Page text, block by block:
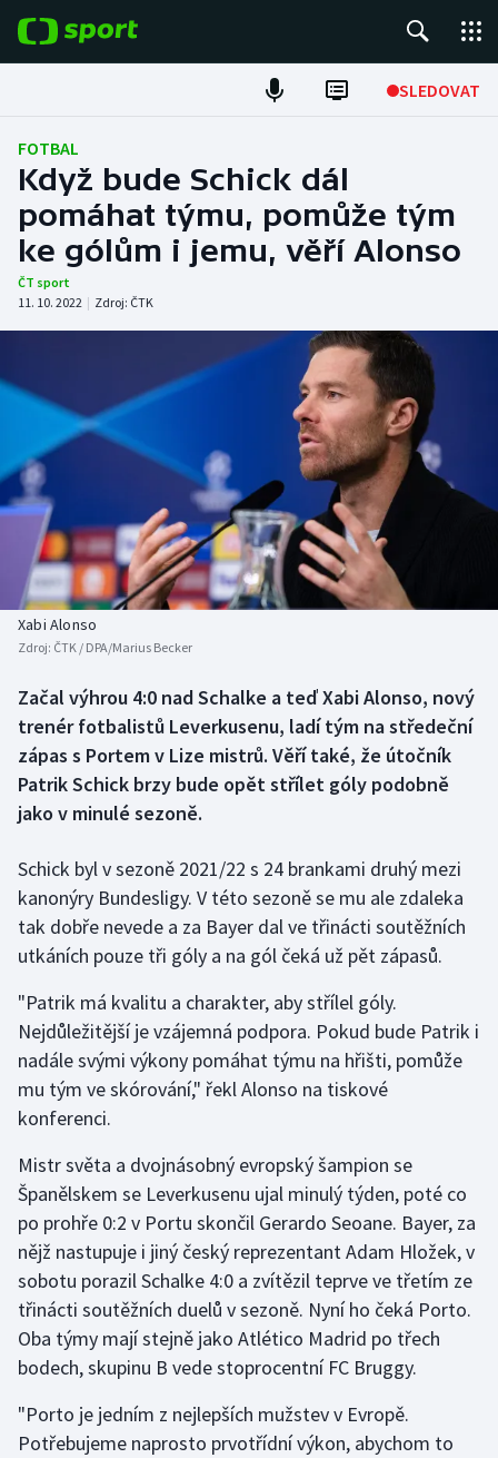
SLEDOVAT
Fotbal
Hokej
Tenis
Atletika
DALŠÍ SPORTY
Americký fotbal
Baseball a softbal
Basketbal
Biatlon
Box
Curling
Florbal
Futsal
Golf
Gymnastika
Házená
Jezdectví
Krasobruslení
Lezení
Lyže a snowboard
Moderní pětiboj
NEPŘEHLÉDNĚTE
Soutěže
Historické návraty
Aplikace ČT sport
FOTBAL
Když bude Schick dál
pomáhat týmu, pomůže tým
ke gólům i jemu, věří Alonso
ČT sport
11. 10. 2022 | Zdroj: ČTK
Xabi Alonso
Zdroj: ČTK / DPA/Marius Becker
Začal výhrou 4:0 nad Schalke a teď Xabi Alonso, nový
trenér fotbalistů Leverkusenu, ladí tým na středeční
zápas s Portem v Lize mistrů. Věří také, že útočník
Patrik Schick brzy bude opět střílet góly podobně
jako v minulé sezoně.
Schick byl v sezoně 2021/22 s 24 brankami druhý mezi
kanonýry Bundesligy. V této sezoně se mu ale zdaleka
tak dobře nevede a za Bayer dal ve třinácti soutěžních
utkáních pouze tři góly a na gól čeká už pět zápasů.
"Patrik má kvalitu a charakter, aby střílel góly.
Nejdůležitější je vzájemná podpora. Pokud bude Patrik i
nadále svými výkony pomáhat týmu na hřišti, pomůže
mu tým ve skórování," řekl Alonso na tiskové
konferenci.
Mistr světa a dvojnásobný evropský šampion se
Španělskem se Leverkusenu ujal minulý týden, poté co
po prohře 0:2 v Portu skončil Gerardo Seoane. Bayer, za
nějž nastupuje i jiný český reprezentant Adam Hložek, v
sobotu porazil Schalke 4:0 a zvítězil teprve ve třetím ze
třinácti soutěžních duelů v sezoně. Nyní ho čeká Porto.
Oba týmy mají stejně jako Atlético Madrid po třech
bodech, skupinu B vede stoprocentní FC Bruggy.
"Porto je jedním z nejlepších mužstev v Evropě.
Potřebujeme naprosto prvotřídní výkon, abychom to